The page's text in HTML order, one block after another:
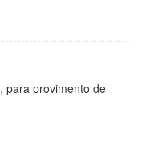
para provimento de